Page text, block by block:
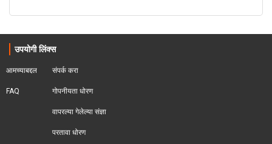
उपयोगी लिंक्स
आमच्याबद्दल
FAQ
संपर्क करा
गोपनीयता धोरण
वापरल्या गेलेल्या संज्ञा
परतावा धोरण